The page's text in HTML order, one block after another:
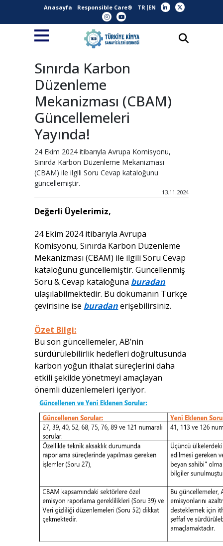
Anasayfa Responsible Care® TR EN
Sınırda Karbon
Düzenleme
Mekanizması (CBAM)
Güncellemeleri
Yayında!
24 Ekim 2024 itibarıyla Avrupa Komisyonu,
Sınırda Karbon Düzenleme Mekanizması
(CBAM) ile ilgili Soru Cevap kataloğunu
güncellemiştir.
13.11.2024
Değerli Üyelerimiz,
24 Ekim 2024 itibarıyla Avrupa
Komisyonu, Sınırda Karbon Düzenleme
Mekanizması (CBAM) ile ilgili Soru Cevap
kataloğunu güncellemiştir. Güncellenmiş
Soru & Cevap kataloğuna buradan
ulaşılabilmektedir. Bu dokümanın Türkçe
çevirisine ise buradanerişebilirsiniz.
Özet Bilgi:
Bu son güncellemeler, AB’nin
sürdürülebilirlik hedefleri doğrultusunda
karbon yoğun ithalat süreçlerini daha
etkili şekilde yönetmeyi amaçlayan
önemli düzenlemeleri içeriyor.